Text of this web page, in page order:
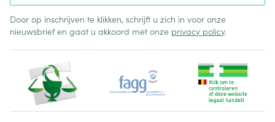
Door op inschrijven te klikken, schrijft u zich in voor onze
nieuwsbrief en gaat u akkoord met onze privacy policy.